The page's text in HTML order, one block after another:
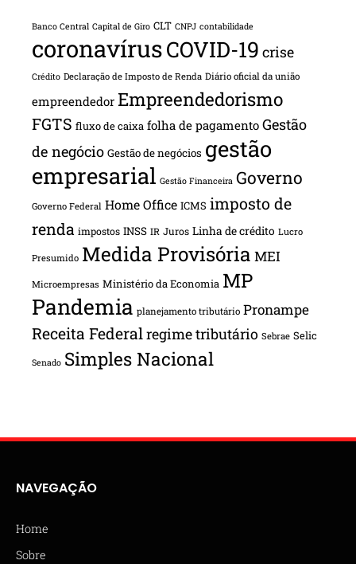
Banco Central Capital de Giro CLT CNPJ contabilidade
coronavírusCOVID-19 crise
Crédito Declaração de Imposto de Renda Diário oficial da união
empreendedor Empreendedorismo
FGTS fluxo de caixa folha de pagamento Gestão
de negócio Gestão de negócios gestão
empresarial Gestão Financeira Governo
Governo Federal Home Office ICMS imposto de
renda impostos INSS IR Juros Linha de crédito Lucro
Presumido Medida Provisória MEI
Microempresas Ministério da Economia MP
Pandemia planejamento tributário Pronampe
Receita Federalregime tributário Sebrae Selic
Senado Simples Nacional
NAVEGAÇÃO
Home
Sobre